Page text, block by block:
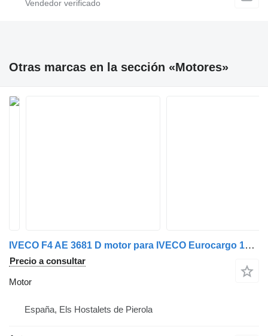
Otras marcas en la sección «Motores»
IVECO F4 AE 3681 D motor para IVECO Eurocargo 150E25 camión
Precio a consultar
Motor
España, Els Hostalets de Pierola